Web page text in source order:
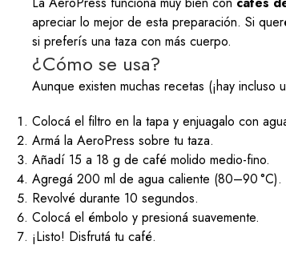
apreciar lo mejor de esta preparación. Si
si preferís una taza con más cuerpo.
¿Cómo se usa?
Aunque existen muchas recetas (¡hay
Colocá el filtro en la tapa y enjuagalo con
Armá la AeroPress sobre tu taza.
Añadí 15 a 18 g de café molido medio-fino.
Agregá 200 ml de agua caliente (80–90 °C).
Revolvé durante 10 segundos.
Colocá el émbolo y presioná suavemente.
¡Listo! Disfrutá tu café.